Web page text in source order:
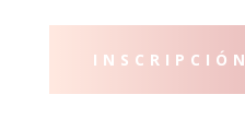
INSCRIPCIÓN